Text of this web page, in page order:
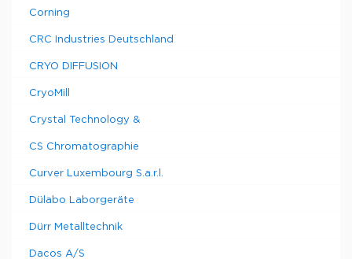
Corning
CRC Industries Deutschland
CRYO DIFFUSION
CryoMill
Crystal Technology &
CS Chromatographie
Curver Luxembourg S.a.r.l.
Dülabo Laborgeräte
Dürr Metalltechnik
Dacos A/S